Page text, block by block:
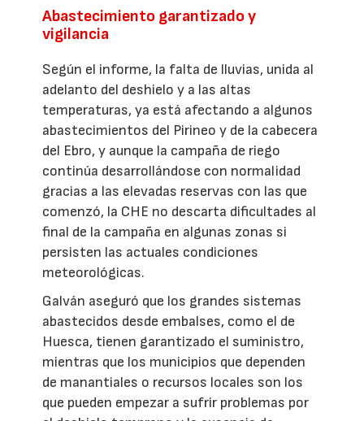
Abastecimiento garantizado y
vigilancia
Según el informe, la falta de lluvias, unida al
adelanto del deshielo y a las altas
temperaturas, ya está afectando a algunos
abastecimientos del Pirineo y de la cabecera
del Ebro, y aunque la campaña de riego
continúa desarrollándose con normalidad
gracias a las elevadas reservas con las que
comenzó, la CHE no descarta dificultades al
final de la campaña en algunas zonas si
persisten las actuales condiciones
meteorológicas.
Galván aseguró que los grandes sistemas
abastecidos desde embalses, como el de
Huesca, tienen garantizado el suministro,
mientras que los municipios que dependen
de manantiales o recursos locales son los
que pueden empezar a sufrir problemas por